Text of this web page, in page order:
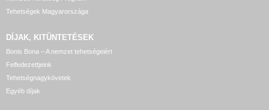
Tehetségek Magyarországa
DÍJAK, KITÜNTETÉSEK
Bonis Bona – A nemzet tehetségeiért
Felfedezettjeink
Tehetségnagykövetek
Egyéb díjak